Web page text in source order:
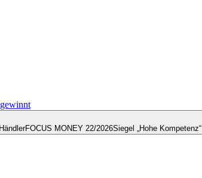
FOCUS MONEY 22/2026Siegel „Hohe Kompetenz“